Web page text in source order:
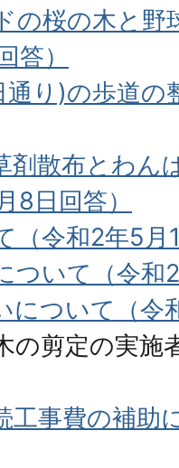
の桜の木と野
答）
り)の歩道の
剤散布とわん
8日回答）
（令和2年5⽉
ついて（令和
について（令
の剪定の実施
工事費の補助